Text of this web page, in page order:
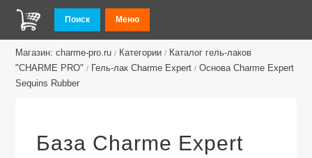
Поиск Меню
Магазин: charme-pro.ru / Категории / Каталог гель-лаков
"CHARME PRO" / Гель-лак Charme Expert / Основа Charme Expert
Sequins Rubber
База Charme Expert